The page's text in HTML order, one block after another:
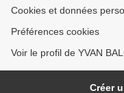
Cookies et données
Préférences cookies
Voir le profil de YVAN
Créer